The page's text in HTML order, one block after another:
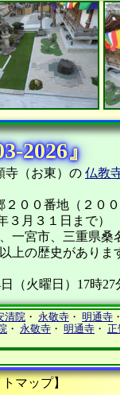
2026』
《
寺（お東）の 仏教
２００番地（２０
月３１日まで）
、一宮市、三重県
上の歴史があり
（火曜日）17時27
清院 ・ 永敬寺 ・ 明通寺 ・
・ 永敬寺 ・ 明通寺 ・ 正
マップ】